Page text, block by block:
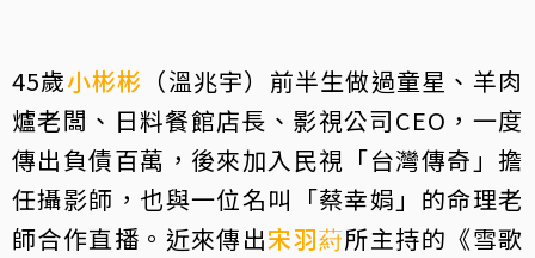
45歲小彬彬 （溫兆宇）前半生做過童星、羊肉
爐老闆、日料餐館店長、影視公司CEO，一度
傳出負債百萬，後來加入民視「台灣傳奇」擔
任攝影師，也與一位名叫「蔡幸娟」的命理老
師合作直播。近來傳出宋羽葤所主持的《雪歌